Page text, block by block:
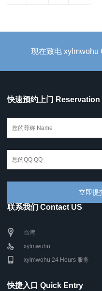
现在致电 xylmwohu
快速预约上门 Reservation
联系我们 Contact US
台湾
xylmwohu
xylmwohu 24 Hours 服务
快捷入口 Quick Entry